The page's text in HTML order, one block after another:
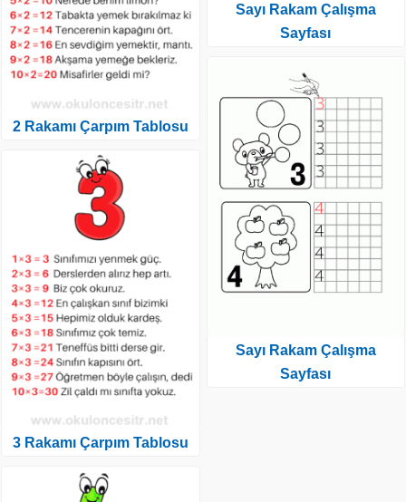
2 Rakamı Çarpım Tablosu
3 Rakamı Çarpım Tablosu
Sayı Rakam Çalışma
Sayfası
Sayı Rakam Çalışma
Sayfası